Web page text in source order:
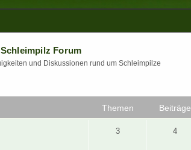
Schleimpilz Forum
und Diskussionen rund um Schleimpilze
Themen Beiträge
3 4